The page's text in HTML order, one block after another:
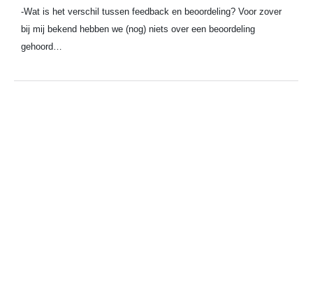
-Wat is het verschil tussen feedback en beoordeling? Voor zover
bij mij bekend hebben we (nog) niets over een beoordeling
gehoord…